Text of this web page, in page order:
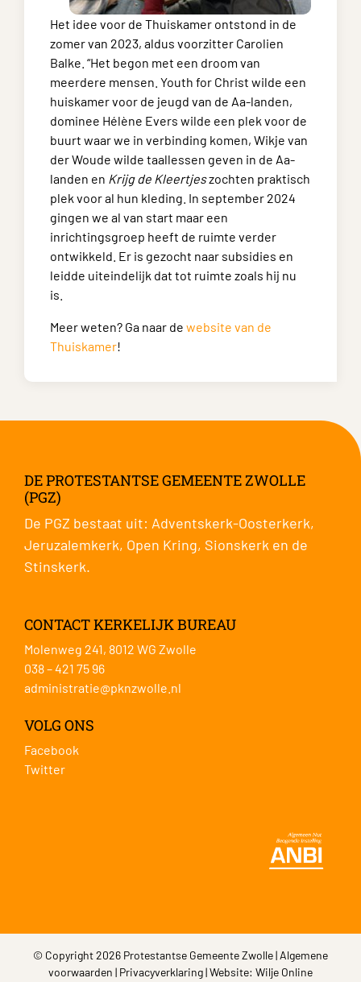
Het idee voor de Thuiskamer ontstond in de
zomer van 2023, aldus voorzitter Carolien
Balke. “Het begon met een droom van
meerdere mensen. Youth for Christ wilde een
huiskamer voor de jeugd van de Aa-landen,
dominee Hélène Evers wilde een plek voor de
buurt waar we in verbinding komen, Wikje van
der Woude wilde taallessen geven in de Aa-
landen en Krijg de Kleertjeszochten praktisch
plek voor al hun kleding. In september 2024
gingen we al van start maar een
inrichtingsgroep heeft de ruimte verder
ontwikkeld. Er is gezocht naar subsidies en
leidde uiteindelijk dat tot ruimte zoals hij nu
is.
Meer weten? Ga naar de website van de
Thuiskamer!
DE PROTESTANTSE GEMEENTE ZWOLLE
(PGZ)
De PGZ bestaat uit: Adventskerk-Oosterkerk,
Jeruzalemkerk, Open Kring, Sionskerk en de
Stinskerk.
CONTACT KERKELIJK BUREAU
Molenweg 241, 8012 WG Zwolle
038 – 421 75 96
administratie@pknzwolle.nl
VOLG ONS
Facebook
Twitter
© Copyright 2026 Protestantse Gemeente Zwolle | Algemene
voorwaarden | Privacyverklaring| Website: Wilje Online